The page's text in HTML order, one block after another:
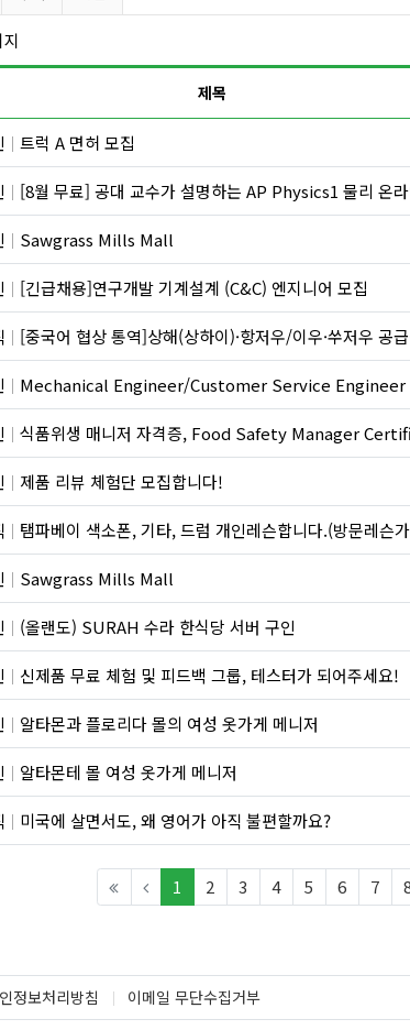
제목
트럭 A 면허 모집
[8월 무료] 공대 교수가 설명하는 AP Physics1 물리 온
Sawgrass Mills Mall
[긴급채용]연구개발 기계설계 (C&C) 엔지니어 모집
[중국어 협상 통역]상해(상하이)·항저우/이우·쑤저우 공급·제조 업체,공장 미팅 & 전시회 한중 원어민
Mechanical Engineer/Customer Service Engineer 채용중
식품위생 매니저 자격증, Food Safety Manager
제품 리뷰 체험단 모집합니다!
탬파베이 색소폰, 기타, 드럼 개인레슨합니다.(방문레슨
Sawgrass Mills Mall
(올랜도) SURAH 수라 한식당 서버 구인
신제품 무료 체험 및 피드백 그룹, 테스터가 되어주세요!
알타몬과 플로리다 몰의 여성 옷가게 메니저
알타몬테 몰 여성 옷가게 메니저
미국에 살면서도, 왜 영어가 아직 불편할까요?
1 (current)
2 3 4 5 6 7
정보처리방침 이메일 무단수집거부